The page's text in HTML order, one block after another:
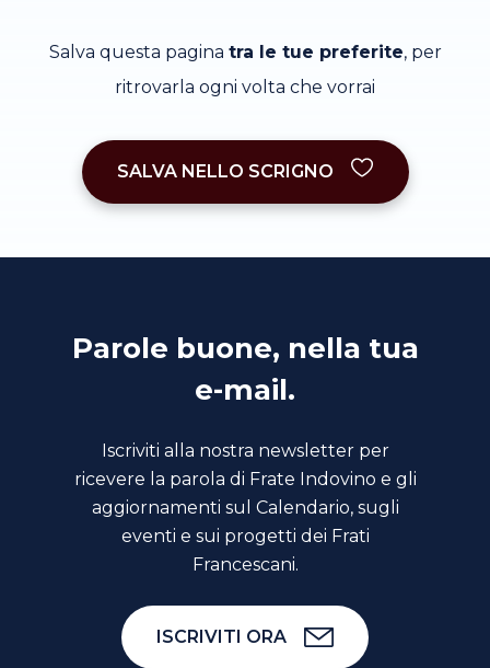
Salva questa pagina tra le tue preferite, per
ritrovarla ogni volta che vorrai
SALVA NELLO SCRIGNO
Parole buone, nella tua
e-mail.
Iscriviti alla nostra newsletter per
ricevere la parola di Frate Indovino e gli
aggiornamenti sul Calendario, sugli
eventi e sui progetti dei Frati
Francescani.
ISCRIVITI ORA